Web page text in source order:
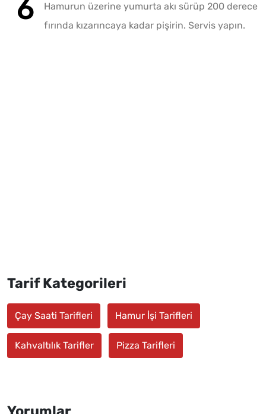
Hamurun üzerine yumurta akı sürüp 200 derece
fırında kızarıncaya kadar pişirin. Servis yapın.
Tarif Kategorileri
Çay Saati Tarifleri Hamur İşi Tarifleri
Kahvaltılık Tarifler Pizza Tarifleri